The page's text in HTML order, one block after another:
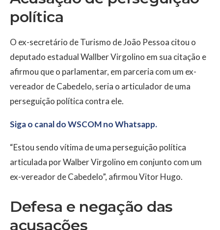
política
O ex-secretário de Turismo de João Pessoa citou o
deputado estadual Wallber Virgolino em sua citação e
afirmou que o parlamentar, em parceria com um ex-
vereador de Cabedelo, seria o articulador de uma
perseguição política contra ele.
Siga o canal do WSCOM no Whatsapp.
“Estou sendo vítima de uma perseguição política
articulada por Walber Virgolino em conjunto com um
ex-vereador de Cabedelo”, afirmou Vitor Hugo.
Defesa e negação das
acusações